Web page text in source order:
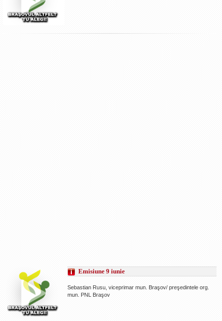
Emisiune 9 iunie
Sebastian Rusu, viceprimar mun. Braşov/ preşedintele org.
mun. PNL Braşov